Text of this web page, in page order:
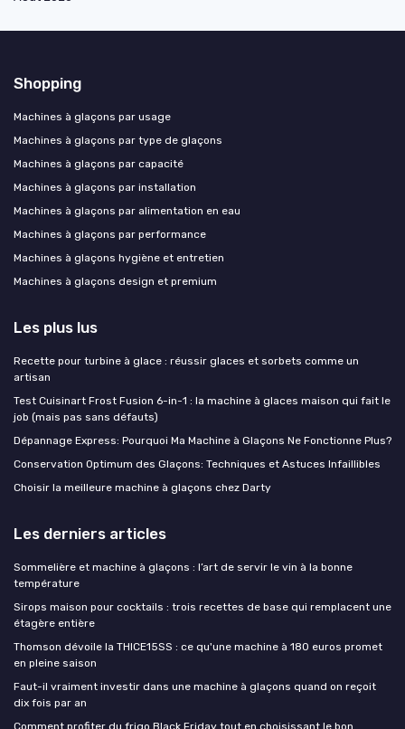
Shopping
Machines à glaçons par usage
Machines à glaçons par type de glaçons
Machines à glaçons par capacité
Machines à glaçons par installation
Machines à glaçons par alimentation en eau
Machines à glaçons par performance
Machines à glaçons hygiène et entretien
Machines à glaçons design et premium
Les plus lus
Recette pour turbine à glace : réussir glaces et sorbets comme un
artisan
Test Cuisinart Frost Fusion 6-in-1 : la machine à glaces maison qui fait le
job (mais pas sans défauts)
Dépannage Express: Pourquoi Ma Machine à Glaçons Ne Fonctionne Plus?
Conservation Optimum des Glaçons: Techniques et Astuces Infaillibles
Choisir la meilleure machine à glaçons chez Darty
Les derniers articles
Sommelière et machine à glaçons : l’art de servir le vin à la bonne
température
Sirops maison pour cocktails : trois recettes de base qui remplacent une
étagère entière
Thomson dévoile la THICE15SS : ce qu'une machine à 180 euros promet
en pleine saison
Faut-il vraiment investir dans une machine à glaçons quand on reçoit
dix fois par an